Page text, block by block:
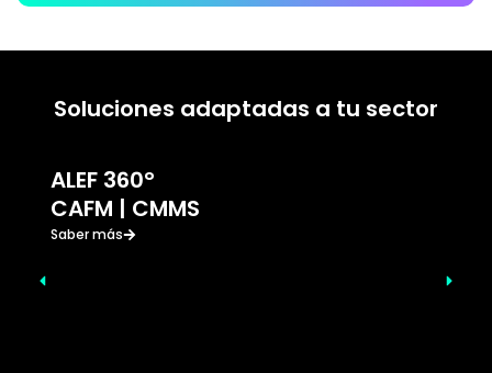
Soluciones adaptadas a tu sector
ALEF 360°
CAFM | CMMS
Saber más